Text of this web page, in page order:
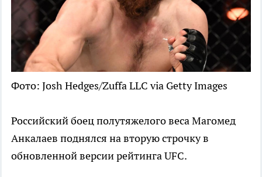
Фото: Josh Hedges/Zuffa LLC via Getty Images
Российский боец полутяжелого веса Магомед
Анкалаев поднялся на вторую строчку в
обновленной версии рейтинга UFC.